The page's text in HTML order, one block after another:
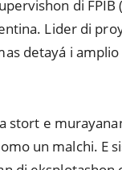
di FPIB
Lider di
detayá i
stort e
un malchi. E